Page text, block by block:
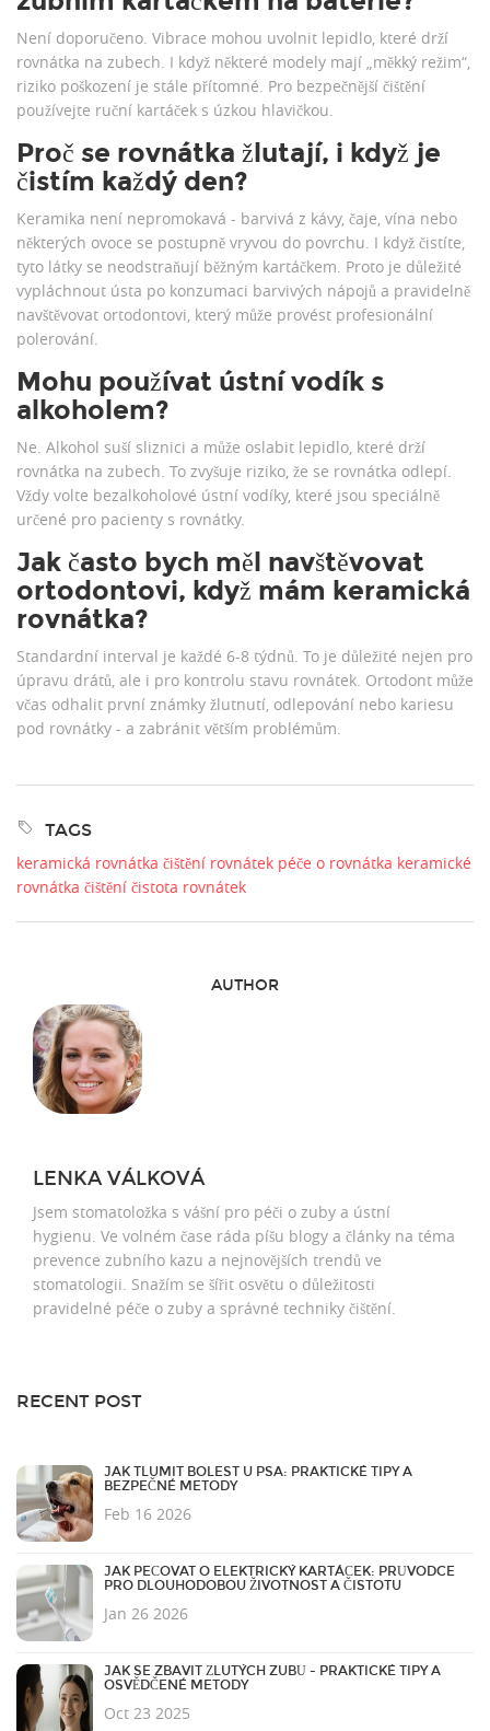
Není doporučeno. Vibrace mohou uvolnit lepidlo, které drží
rovnátka na zubech. I když některé modely mají „měkký režim“,
riziko poškození je stále přítomné. Pro bezpečnější čištění
používejte ruční kartáček s úzkou hlavičkou.
Proč se rovnátka žlutají, i když je
čistím každý den?
Keramika není nepromokavá - barvivá z kávy, čaje, vína nebo
některých ovoce se postupně vryvou do povrchu. I když čistíte,
tyto látky se neodstraňují běžným kartáčkem. Proto je důležité
vypláchnout ústa po konzumaci barvivých nápojů a pravidelně
navštěvovat ortodontovi, který může provést profesionální
polerování.
Mohu používat ústní vodík s
alkoholem?
Ne. Alkohol suší sliznici a může oslabit lepidlo, které drží
rovnátka na zubech. To zvyšuje riziko, že se rovnátka odlepí.
Vždy volte bezalkoholové ústní vodíky, které jsou speciálně
určené pro pacienty s rovnátky.
Jak často bych měl navštěvovat
ortodontovi, když mám keramická
rovnátka?
Standardní interval je každé 6-8 týdnů. To je důležité nejen pro
úpravu drátů, ale i pro kontrolu stavu rovnátek. Ortodont může
včas odhalit první známky žlutnutí, odlepování nebo kariesu
pod rovnátky - a zabránit větším problémům.
TAGS
keramická rovnátka čištění rovnátek péče o rovnátka keramické
rovnátka čištění čistota rovnátek
AUTHOR
LENKA VÁLKOVÁ
Jsem stomatoložka s vášní pro péči o zuby a ústní
hygienu. Ve volném čase ráda píšu blogy a články na téma
prevence zubního kazu a nejnovějších trendů ve
stomatologii. Snažím se šířit osvětu o důležitosti
pravidelné péče o zuby a správné techniky čištění.
RECENT POST
JAK TLUMIT BOLEST U PSA: PRAKTICKÉ TIPY A
BEZPEČNÉ METODY
Feb 16 2026
JAK PEČOVAT O ELEKTRICKÝ KARTÁČEK: PRŮVODCE
PRO DLOUHODOBOU ŽIVOTNOST A ČISTOTU
Jan 26 2026
JAK SE ZBAVIT ŽLUTÝCH ZUBŮ - PRAKTICKÉ TIPY A
OSVĚDČENÉ METODY
Oct 23 2025